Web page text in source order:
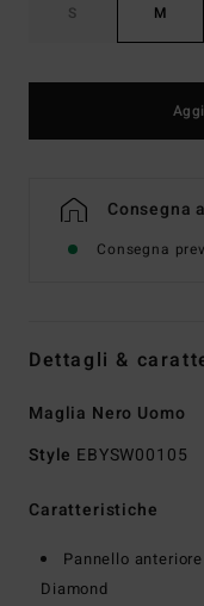
S M
Consegna
Consegna
Dettagli &
Maglia Nero Uomo
Style EBYSW00105
Caratteristiche
Pannello
Diamond